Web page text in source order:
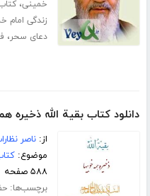
خمینی،
زندگی امام
دعاى سحر،
دانلود کتاب بقیة الله ذخیره
از:ناصر
موضوع:
۵۸۸ صفحه
برچسب‌ها: